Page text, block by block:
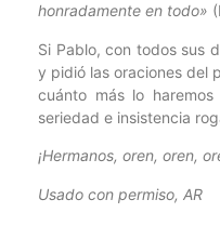
honradamente en todo»
Si Pablo, con todos sus
y pidió las oraciones del
cuánto más lo
seriedad e insistencia
¡Hermanos, oren, oren,
Usado con permiso, AR